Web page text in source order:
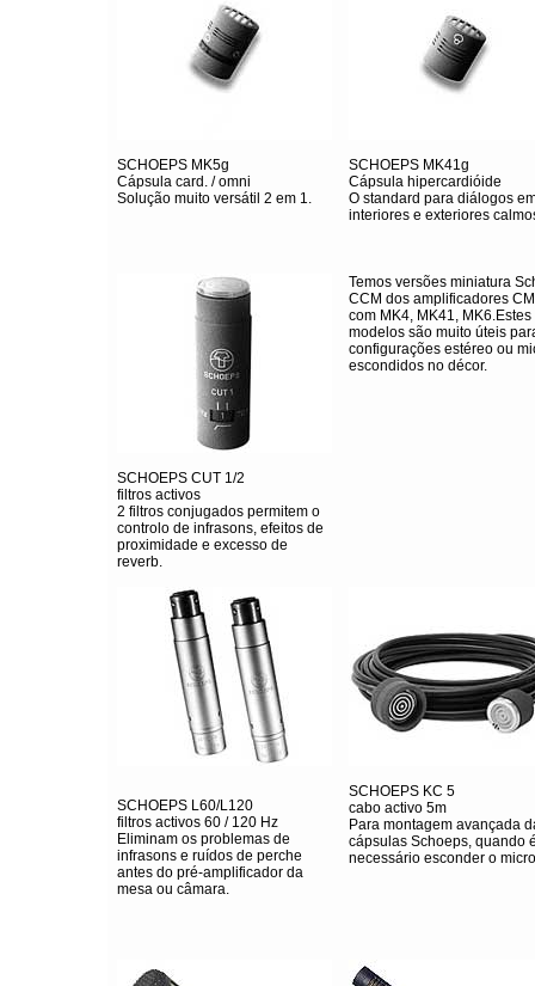
SCHOEPS MK5g
Cápsula card. / omni
Solução muito versátil 2 em 1.
SCHOEPS MK41g
Cápsula hipercardióide
O standard para diálogos
interiores e exteriores
Temos versões miniatura
CCM dos amplificadores
com MK4, MK41, MK6.Estes
modelos são muito úteis
configurações estéreo ou
escondidos no décor.
SCHOEPS CUT 1/2
filtros activos
2 filtros conjugados permitem o
controlo de infrasons, efeitos de
proximidade e excesso de
reverb.
SCHOEPS L60/L120
filtros activos 60 / 120 Hz
Eliminam os problemas de
infrasons e ruídos de perche
antes do pré-amplificador da
mesa ou câmara.
SCHOEPS KC 5
cabo activo 5m
Para montagem avançada
cápsulas Schoeps, quando
necessário esconder o